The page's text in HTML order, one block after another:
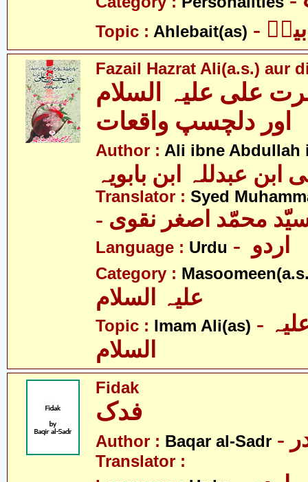
Topic : Ahlebait(as) بیتؑ
Fazail Hazrat Ali(a.s.) aur
علی علیہ السلام
اور دلچسپ واقعات
Author : Ali ibne Abdullah
Translator : Syed
سیّد محمّد اصغر نقوی
Language : Urdu
Category :
Topic : Imam Ali(as) - امام علی علیہ
السلام
Fidak
Author : Baqar al-Sadr
Translator :